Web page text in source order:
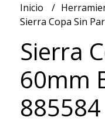
Inicio
Sierra Copa Sin
Sierra
60mm
885584